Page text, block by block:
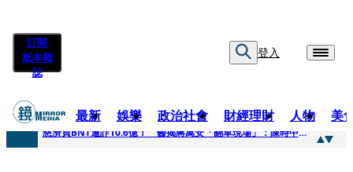
訂閱
紙本雜
誌
登入
最新 娛樂 政治社會 財經理財 人物 美
快訊
慈濟買BNT遭詐10.6億！ 醫揭蔣萬安「翻車現場」：陳時中當年是阻止被騙